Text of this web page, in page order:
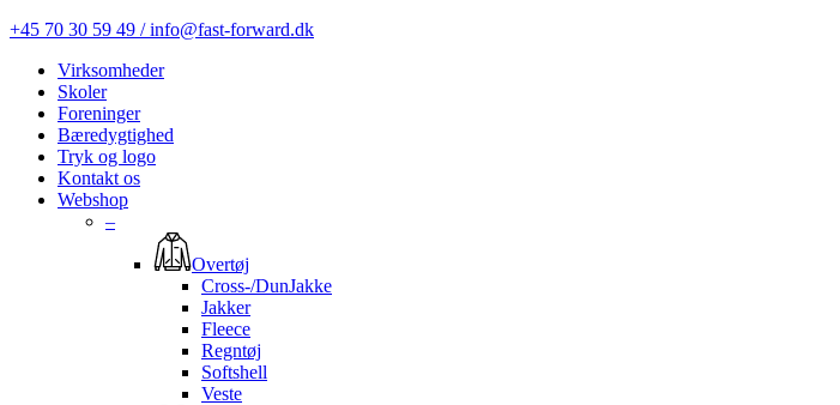
+45 70 30 59 49 / info@fast-forward.dk
Virksomheder
Skoler
Foreninger
Bæredygtighed
Tryk og logo
Kontakt os
Webshop
–
Overtøj
Cross-/DunJakke
Jakker
Fleece
Regntøj
Softshell
Veste